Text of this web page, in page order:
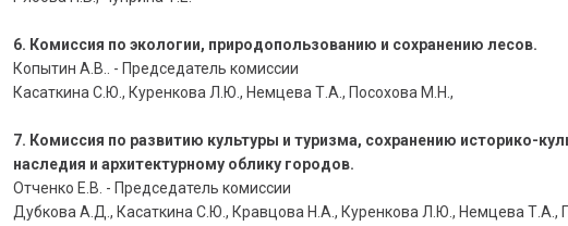
6. Комиссия по экологии, природопользованию и сохранению лесов.
Копытин А.В.. - Председатель комиссии
Касаткина С.Ю., Куренкова Л.Ю., Немцева Т.А., Посохова М.Н.,
7. Комиссия по развитию культуры и туризма, сохранению историко-
наследия и архитектурному облику городов.
Отченко Е.В. - Председатель комиссии
Дубкова А.Д., Касаткина С.Ю., Кравцова Н.А., Куренкова Л.Ю., Немцева Т.А.,